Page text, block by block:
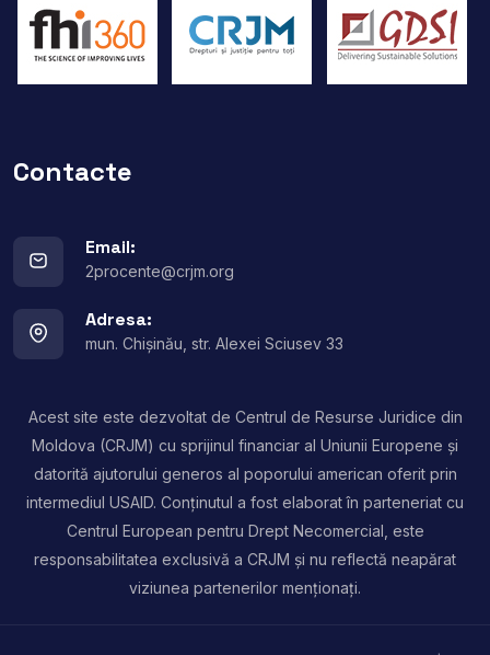
Contacte
Email:
2procente@crjm.org
Adresa:
mun. Chișinău, str. Alexei Sciusev 33
Acest site este dezvoltat de Centrul de Resurse Juridice din
Moldova (CRJM) cu sprijinul financiar al Uniunii Europene și
datorită ajutorului generos al poporului american oferit prin
intermediul USAID. Conținutul a fost elaborat în parteneriat cu
Centrul European pentru Drept Necomercial, este
responsabilitatea exclusivă a CRJM și nu reflectă neapărat
viziunea partenerilor menționați.